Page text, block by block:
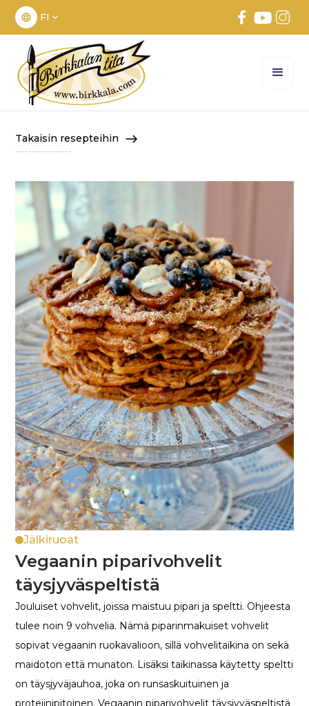
FI
Takaisin resepteihin
Jälkiruoat
Vegaanin piparivohvelit
täysjyväspeltistä
Jouluiset vohvelit, joissa maistuu pipari ja speltti. Ohjeesta
tulee noin 9 vohvelia. Nämä piparinmakuiset vohvelit
sopivat vegaanin ruokavalioon, sillä vohvelitaikina on sekä
maidoton että munaton. Lisäksi taikinassa käytetty speltti
on täysjyväjauhoa, joka on runsaskuituinen ja
proteiinipitoinen. Vegaanin piparivohvelit täysjyväspeltistä